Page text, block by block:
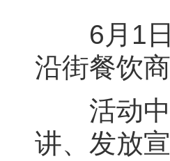
6月1日
沿街餐饮
活动中
讲、发放